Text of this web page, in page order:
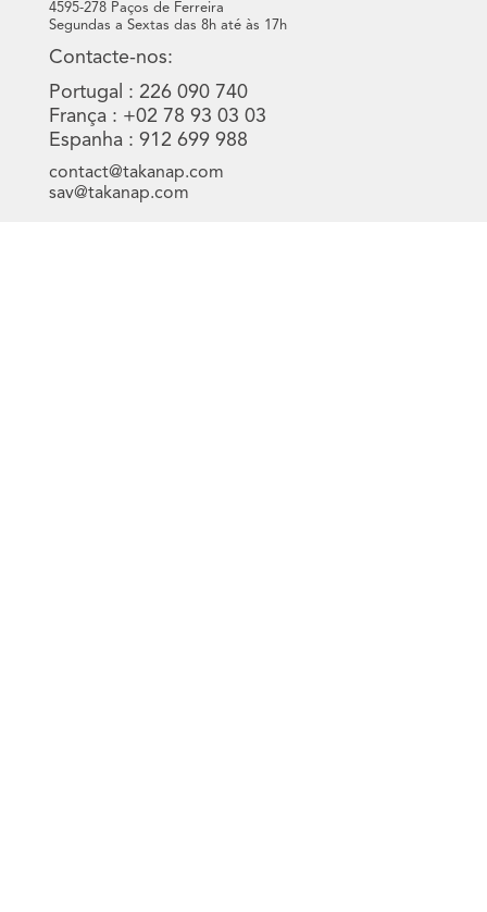
4595-278 Paços de Ferreira
Segundas a Sextas das 8h até às 17h
Contacte-nos:
Portugal : 226 090 740
França : +02 78 93 03 03
Espanha : 912 699 988
contact@takanap.com
sav@takanap.com